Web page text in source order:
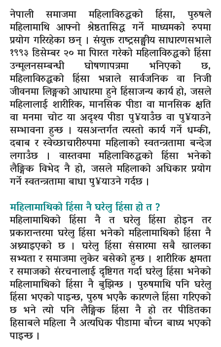
नेपाली समाजमा महिलाविरुद्धको हिंसा, पुरुषले
महिलामाथि आफ्नो श्रेष्ठतासिद्ध गर्ने माध्यमको रुपमा
प्रयोग गरिरहेका छन् । संयुक्त राष्ट्रसङ्घीय साधारणसभाले
१९९३ डिसेम्बर २० मा पािरत गरेको महिलाविरुद्धको हिंसा
उन्मूलनसम्बन्धी घोषणापत्रमा भनिएको छ,
महिलाविरुद्धको हिंसा भन्नाले सार्वजनिक वा निजी
जीवनमा लिङ्गको आधारमा हुने हिंसाजन्य कार्य हो, जसले
महिलालाई शारीरिक, मानसिक पीडा वा मानसिक क्षति
वा मनमा चोट या अदृश्य पीडा पु¥याउँछ वा पु¥याउने
सम्भावना हुन्छ । यसअन्तर्गत त्यस्तो कार्य गर्ने धम्की,
दबाब र स्वेच्छाचारीरुपमा महिलाको स्वतन्त्रतामा बन्देज
लगाउँछ । वास्तवमा महिलाविरुद्धको हिंसा भनेको
लैङ्गिक विभेद नै हो, जसले महिलाको अधिकार प्रयोग
गर्ने स्वतन्त्रतामा बाधा पु¥याउने गर्दछ ।
महिलामाथिको हिंसा नै घरेलु हिंसा हो त ?
महिलामाथिको हिंसा नै त घरेलु हिंसा होइन तर
प्रकारान्तरमा घरेलु हिंसा भनेको महिलामाथिको हिंसा नै
अथ्र्याइएको छ । घरेलु हिंसा संसारमा सबै खालका
सभ्यता र समाजमा लुकेर बसेको हुन्छ । शारीरिक क्षमता
र समाजको संरचनालाई दृष्टिगत गर्दा घरेलु हिंसा भनेको
महिलामाथिको हिंसा नै बुझिन्छ । पुरुषमाथि पनि घरेलु
हिंसा भएको पाइन्छ, पुरुष भएकै कारणले हिंसा गरिएको
छ भने त्यो पनि लैङ्गिक हिंसा नै हो तर पीडितका
हिसाबले महिला नै अत्यधिक पीडामा बाँच्न बाध्य भएको
पाइन्छ ।